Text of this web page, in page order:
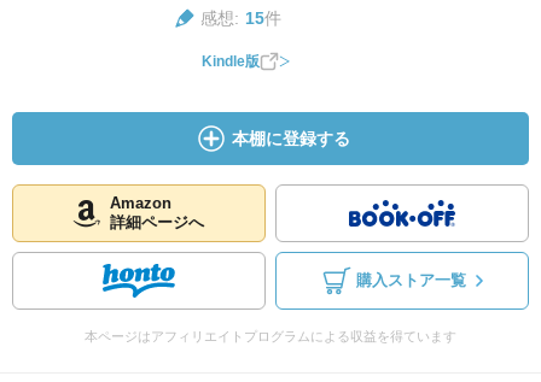
感想: 15件
Kindle版
本棚に登録する
Amazon
詳細ページへ
購入ストア一覧
本ページはアフィリエイトプログラムによる収益を得ています